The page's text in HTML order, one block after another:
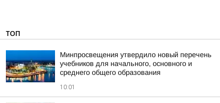
ТОП
Минпросвещения утвердило новый перечень
учебников для начального, основного и
среднего общего образования
10:01